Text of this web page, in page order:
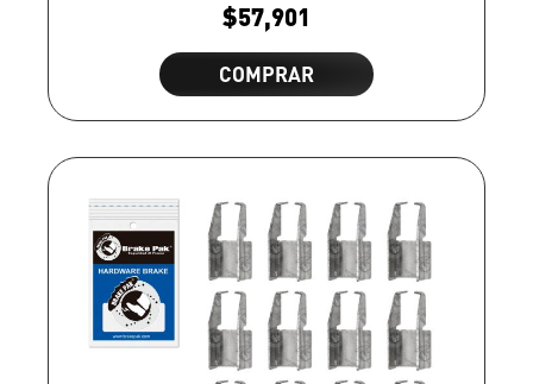
$57,901
COMPRAR